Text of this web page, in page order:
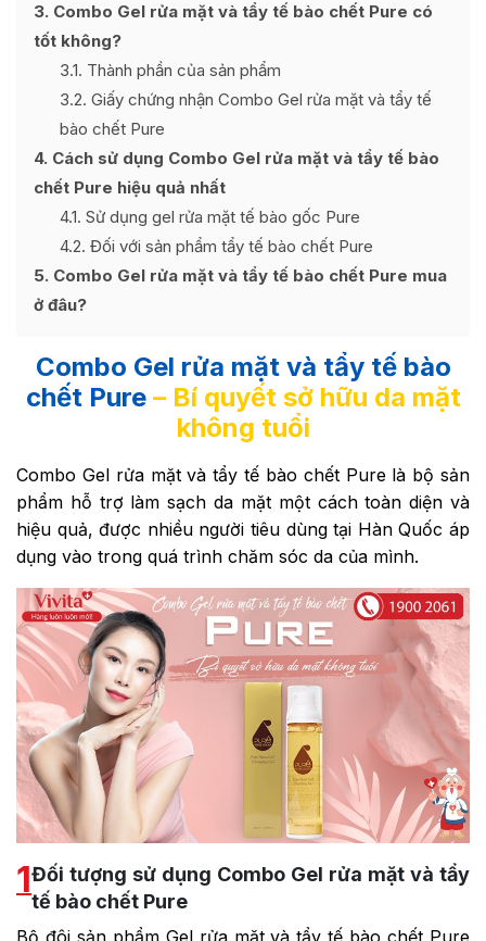
3 Combo Gel rửa mặt và tẩy tế bào chết Pure có
tốt không?
3.1 Thành phần của sản phẩm
3.2 Giấy chứng nhận Combo Gel rửa mặt và tẩy tế
bào chết Pure
4 Cách sử dụng Combo Gel rửa mặt và tẩy tế bào
chết Pure hiệu quả nhất
4.1 Sử dụng gel rửa mặt tế bào gốc Pure
4.2 Đối với sản phẩm tẩy tế bào chết Pure
5 Combo Gel rửa mặt và tẩy tế bào chết Pure mua
ở đâu?
Combo Gel rửa mặt và tẩy tế bào
chết Pure– Bí quyết sở hữu da mặt
không tuổi
Combo Gel rửa mặt và tẩy tế bào chết Pure là bộ sản
phẩm hỗ trợ làm sạch da mặt một cách toàn diện và
hiệu quả, được nhiều người tiêu dùng tại Hàn Quốc áp
dụng vào trong quá trình chăm sóc da của mình.
1Đối tượng sử dụng Combo Gel rửa mặt và tẩy
tế bào chết Pure